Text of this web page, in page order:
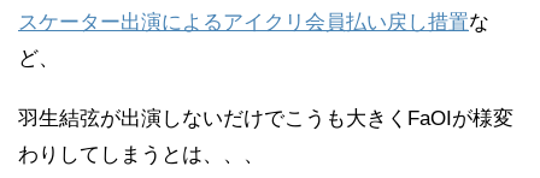
スケーター出演によるアイクリ会員払い戻し措置な
ど、
羽生結弦が出演しないだけでこうも大きくFaOIが様変
わりしてしまうとは、、、